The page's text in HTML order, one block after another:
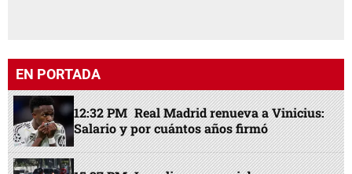
EN PORTADA
12:32 PM Real Madrid renueva a Vinicius:
Salario y por cuántos años firmó